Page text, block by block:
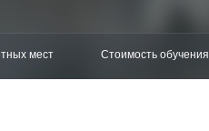
мест Стоимость обучения